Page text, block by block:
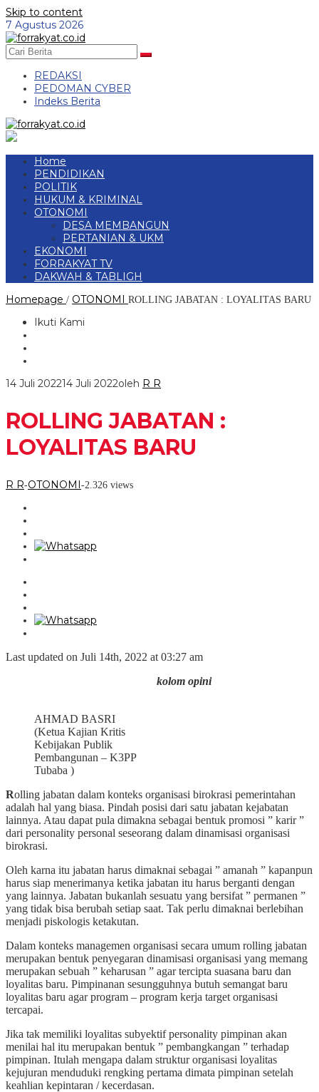
Skip to content
7 Agustus 2026
REDAKSI
PEDOMAN CYBER
Indeks Berita
Home
PENDIDIKAN
POLITIK
HUKUM & KRIMINAL
OTONOMI
DESA MEMBANGUN
PERTANIAN & UKM
EKONOMI
FORRAKYAT TV
DAKWAH & TABLIGH
Homepage / OTONOMI ROLLING JABATAN : LOYALITAS BARU
Ikuti Kami
14 Juli 202214 Juli 2022oleh R R
ROLLING JABATAN :
LOYALITAS BARU
R R-OTONOMI-2.326 views
Last updated on Juli 14th, 2022 at 03:27 am
kolom opini
AHMAD BASRI
(Ketua Kajian Kritis
Kebijakan Publik
Pembangunan – K3PP
Tubaba )
Rolling jabatan dalam konteks organisasi birokrasi pemerintahan
adalah hal yang biasa. Pindah posisi dari satu jabatan kejabatan
lainnya. Atau dapat pula dimakna sebagai bentuk promosi ” karir ”
dari personality personal seseorang dalam dinamisasi organisasi
birokrasi.
Oleh karna itu jabatan harus dimaknai sebagai ” amanah ” kapanpun
harus siap menerimanya ketika jabatan itu harus berganti dengan
yang lainnya. Jabatan bukanlah sesuatu yang bersifat ” permanen ”
yang tidak bisa berubah setiap saat. Tak perlu dimaknai berlebihan
menjadi piskologis ketakutan.
Dalam konteks managemen organisasi secara umum rolling jabatan
merupakan bentuk penyegaran dinamisasi organisasi yang memang
merupakan sebuah ” keharusan ” agar tercipta suasana baru dan
loyalitas baru. Pimpinanan sesungguhnya butuh semangat baru
loyalitas baru agar program – program kerja target organisasi
tercapai.
Jika tak memiliki loyalitas subyektif personality pimpinan akan
menilai hal itu merupakan bentuk ” pembangkangan ” terhadap
pimpinan. Itulah mengapa dalam struktur organisasi loyalitas
kejujuran menduduki rengking pertama dimata pimpinan setelah
keahlian kepintaran / kecerdasan.